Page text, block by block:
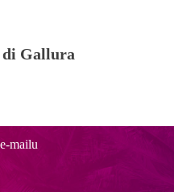
di Gallura
mailu